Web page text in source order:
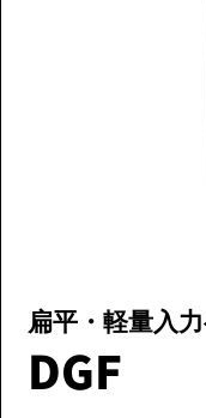
扁平・軽量入
DGF